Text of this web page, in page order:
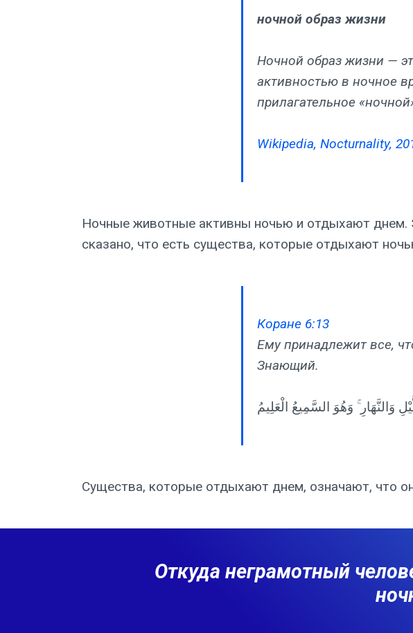
ночной образ жизни
Ночной образ жизни —
активностью в ночное
прилагательное
Wikipedia, Nocturnality,
Ночные животные активны ночью и отдыхают днем.
сказано, что есть существа, которые отдыхают
Коране 6:13
Ему принадлежит все,
Знающий.
Существа, которые отдыхают днем, означают, что
Откуда неграмотный